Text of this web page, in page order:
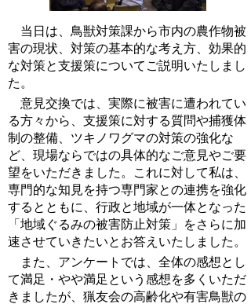
当日は、鳥獣対策課から市内の農作物被
害の現状、対策の基本的な考え方、効果的
な対策と支援策についてご説明いたしまし
た。
意見交換では、実際に被害に遭われてい
る方々から、支援策に対する質問や捕獲体
制の整備、ツキノワグマの対策の強化な
ど、現場ならではの具体的なご意見やご要
望をいただきました。これに対して私は、
専門的な知見を持つ専門家との連携を強化
するとともに、行政と地域が一体となった
「地域ぐるみの被害防止対策」をさらに加
速させていきたいとお答えいたしました。
また、アンケートでは、全体の感想とし
て満足・やや満足という感想を多くいただ
きましたが、猟友会の高齢化や有害鳥獣の